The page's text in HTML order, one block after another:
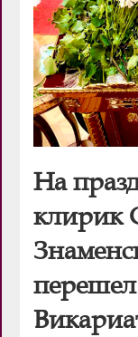
На
клирик